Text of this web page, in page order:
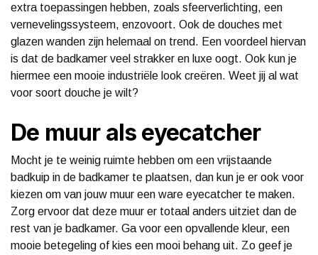
extra toepassingen hebben, zoals sfeerverlichting, een
vernevelingssysteem, enzovoort. Ook de douches met
glazen wanden zijn helemaal on trend. Een voordeel hiervan
is dat de badkamer veel strakker en luxe oogt. Ook kun je
hiermee een mooie industriële look creëren. Weet jij al wat
voor soort douche je wilt?
De muur als eyecatcher
Mocht je te weinig ruimte hebben om een vrijstaande
badkuip in de badkamer te plaatsen, dan kun je er ook voor
kiezen om van jouw muur een ware eyecatcher te maken.
Zorg ervoor dat deze muur er totaal anders uitziet dan de
rest van je badkamer. Ga voor een opvallende kleur, een
mooie betegeling of kies een mooi behang uit. Zo geef je